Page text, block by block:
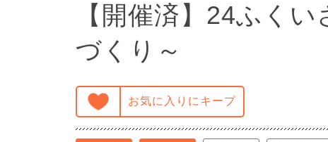
【開催済】24ふく
づくり～
お気に入りにキープ